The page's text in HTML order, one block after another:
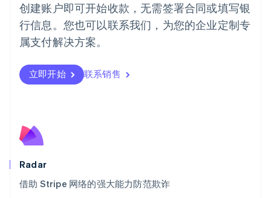
创建账户即可开始收款，无需签署合同或填写银
行信息。您也可以联系我们，为您的企业定制专
属支付解决方案。
立即开始 联系销售
Radar
借助 Stripe 网络的强大能力防范欺诈
日本
日本語 English
瑞典
SvenskaEnglish
Deutsch FrançaisItaliano English
塞浦路斯
斯洛文尼亚
English
ไทย
希腊
English